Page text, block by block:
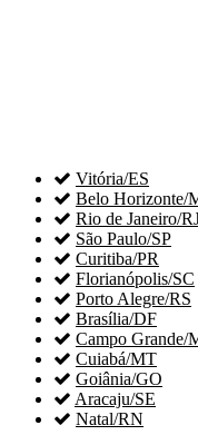
 Vitória/ES
 Belo Horizonte/
 Rio de Janeiro/
 São Paulo/SP
 Curitiba/PR
 Florianópolis/SC
 Porto Alegre/RS
 Brasília/DF
 Campo Grande/
 Cuiabá/MT
 Goiânia/GO
 Aracaju/SE
 Natal/RN